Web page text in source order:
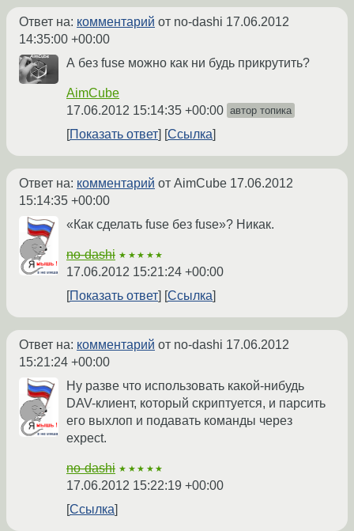
Ответ на: комментарий от no-dashi 17.06.2012
14:35:00 +00:00
А без fuse можно как ни будь прикрутить?
AimCube
17.06.2012 15:14:35 +00:00 автор топика
Показать ответ Ссылка
Ответ на: комментарий от AimCube 17.06.2012
15:14:35 +00:00
«Как сделать fuse без fuse»? Никак.
no-dashi ★★★★★
17.06.2012 15:21:24 +00:00
Показать ответ
Ссылка
Ответ на: комментарий от no-dashi 17.06.2012
15:21:24 +00:00
Ну разве что использовать какой-нибудь
DAV-клиент, который скриптуется, и парсить
его выхлоп и подавать команды через
expect.
no-dashi ★★★★★
17.06.2012 15:22:19 +00:00
Ссылка